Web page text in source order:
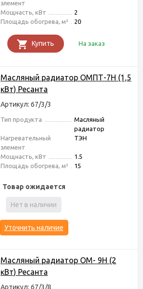
элемент
Мощнасть, кВт
2
Площадь обогрева, м²
20
Купить На заказ
Масляный радиатор ОМПТ-7Н (1,5
кВт) Ресанта
Артикул: 67/3/3
Тип продукта
Масляный
радиатор
Нагревательный
элемент
ТЭН
Мощнасть, кВт
1.5
Площадь обогрева, м²
15
Товар ожидается
Нет в наличии
Уточнить наличие
Масляный радиатор ОМ- 9Н (2
кВт) Ресанта
Артикул: 67/3/8